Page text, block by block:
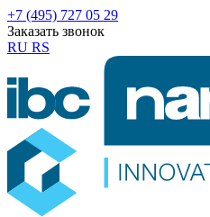
+7 (495) 727 05 29
Заказать звонок
RU RS